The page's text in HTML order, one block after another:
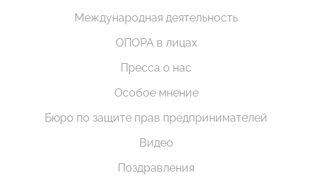
Международная деятельность
ОПОРА в лицах
Пресса о нас
Особое мнение
Бюро по защите прав предпринимателей
Видео
Поздравления